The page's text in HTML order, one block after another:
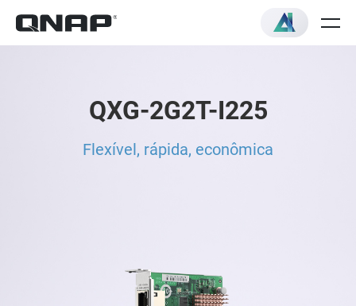
QXG-2G2T-I225
Flexível, rápida, econômica